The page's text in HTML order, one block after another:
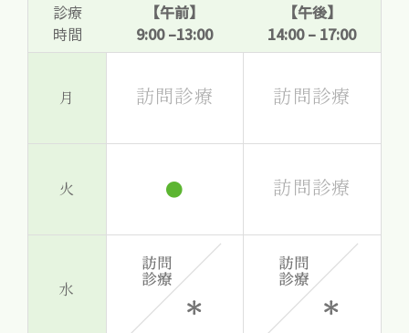
診療
時間
【午前】
9:00 –13:00
【午後】
14:00 – 17:00
月 訪問診療 訪問診療
火 ● 訪問診療
水